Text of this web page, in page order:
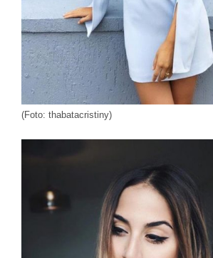
(Foto: thabatacristiny)